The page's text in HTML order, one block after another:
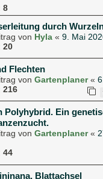
8
durch
von Hyla « 9. Mai
20
Flechten
von Gartenplaner«
216
Polyhybrid. Ein
von Gartenplaner«
44
Blattachsel